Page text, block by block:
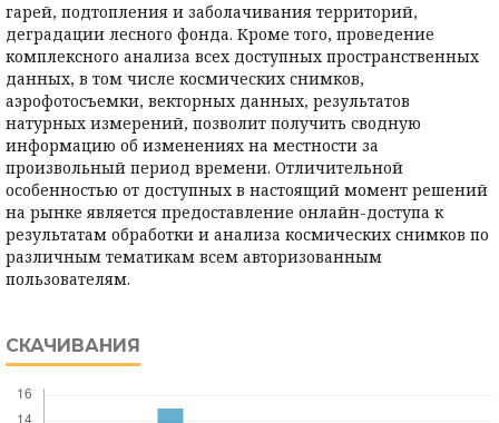
гарей, подтопления и заболачивания территорий,
деградации лесного фонда. Кроме того, проведение
комплексного анализа всех доступных пространственных
данных, в том числе космических снимков,
аэрофотосъемки, векторных данных, результатов
натурных измерений, позволит получить сводную
информацию об изменениях на местности за
произвольный период времени. Отличительной
особенностью от доступных в настоящий момент решений
на рынке является предоставление онлайн-доступа к
результатам обработки и анализа космических снимков по
различным тематикам всем авторизованным
пользователям.
СКАЧИВАНИЯ